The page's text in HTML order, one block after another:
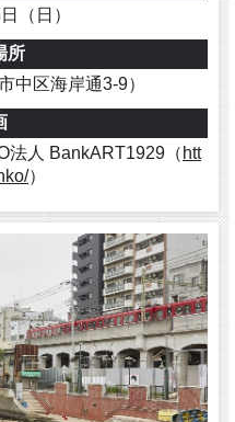
（日）
所
中区海岸通3-9）
法人 BankART1929（ htt
）